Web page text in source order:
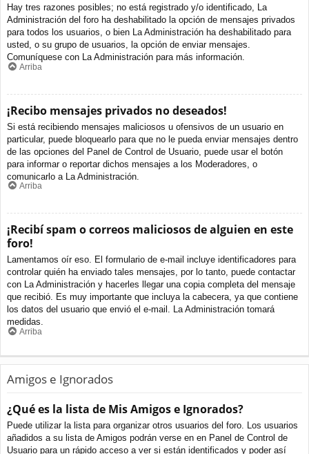
Hay tres razones posibles; no está registrado y/o identificado, La
Administración del foro ha deshabilitado la opción de mensajes privados
para todos los usuarios, o bien La Administración ha deshabilitado para
usted, o su grupo de usuarios, la opción de enviar mensajes.
Comuníquese con La Administración para más información.
Arriba
¡Recibo mensajes privados no deseados!
Si está recibiendo mensajes maliciosos u ofensivos de un usuario en
particular, puede bloquearlo para que no le pueda enviar mensajes dentro
de las opciones del Panel de Control de Usuario, puede usar el botón
para informar o reportar dichos mensajes a los Moderadores, o
comunicarlo a La Administración.
Arriba
¡Recibí spam o correos maliciosos de alguien en este
foro!
Lamentamos oír eso. El formulario de e-mail incluye identificadores para
controlar quién ha enviado tales mensajes, por lo tanto, puede contactar
con La Administración y hacerles llegar una copia completa del mensaje
que recibió. Es muy importante que incluya la cabecera, ya que contiene
los datos del usuario que envió el e-mail. La Administración tomará
medidas.
Arriba
Amigos e Ignorados
¿Qué es la lista de Mis Amigos e Ignorados?
Puede utilizar la lista para organizar otros usuarios del foro. Los usuarios
añadidos a su lista de Amigos podrán verse en en Panel de Control de
Usuario para un rápido acceso a ver si están identificados y poder así